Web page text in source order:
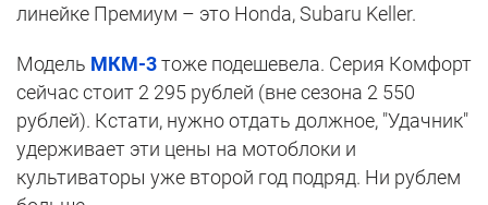
линейке Премиум – это Honda, Subaru Keller.
Модель МКМ-3тоже подешевела. Серия Комфорт
сейчас стоит 2 295 рублей (вне сезона 2 550
рублей). Кстати, нужно отдать должное, "Удачник"
удерживает эти цены на мотоблоки и
культиваторы уже второй год подряд. Ни рублем